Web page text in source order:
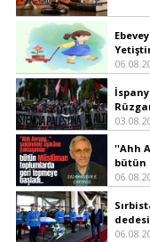
''Ahh
bütün